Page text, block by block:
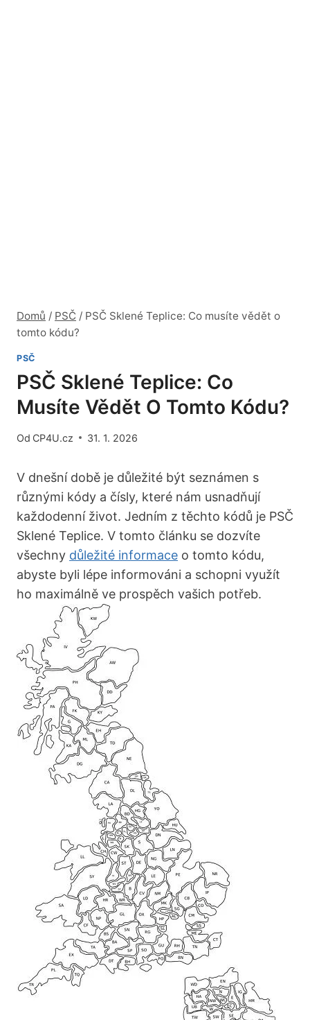
Domů / PSČ / PSČ Sklené Teplice: Co musíte vědět o
tomto kódu?
PSČ
PSČ Sklené Teplice: Co
Musíte Vědět O Tomto Kódu?
Od CP4U.cz 31. 1. 2026
V dnešní době je důležité být ⁣seznámen s
⁤různými kódy a čísly, které nám usnadňují
každodenní život. Jedním ‍z těchto kódů ⁣je ‌PSČ
Sklené Teplice. ⁢V tomto článku se dozvíte
všechny ⁣ důležité informace o tomto kódu,
abyste ⁤byli⁢ lépe informováni a schopni využít
ho maximálně ve prospěch vašich potřeb.